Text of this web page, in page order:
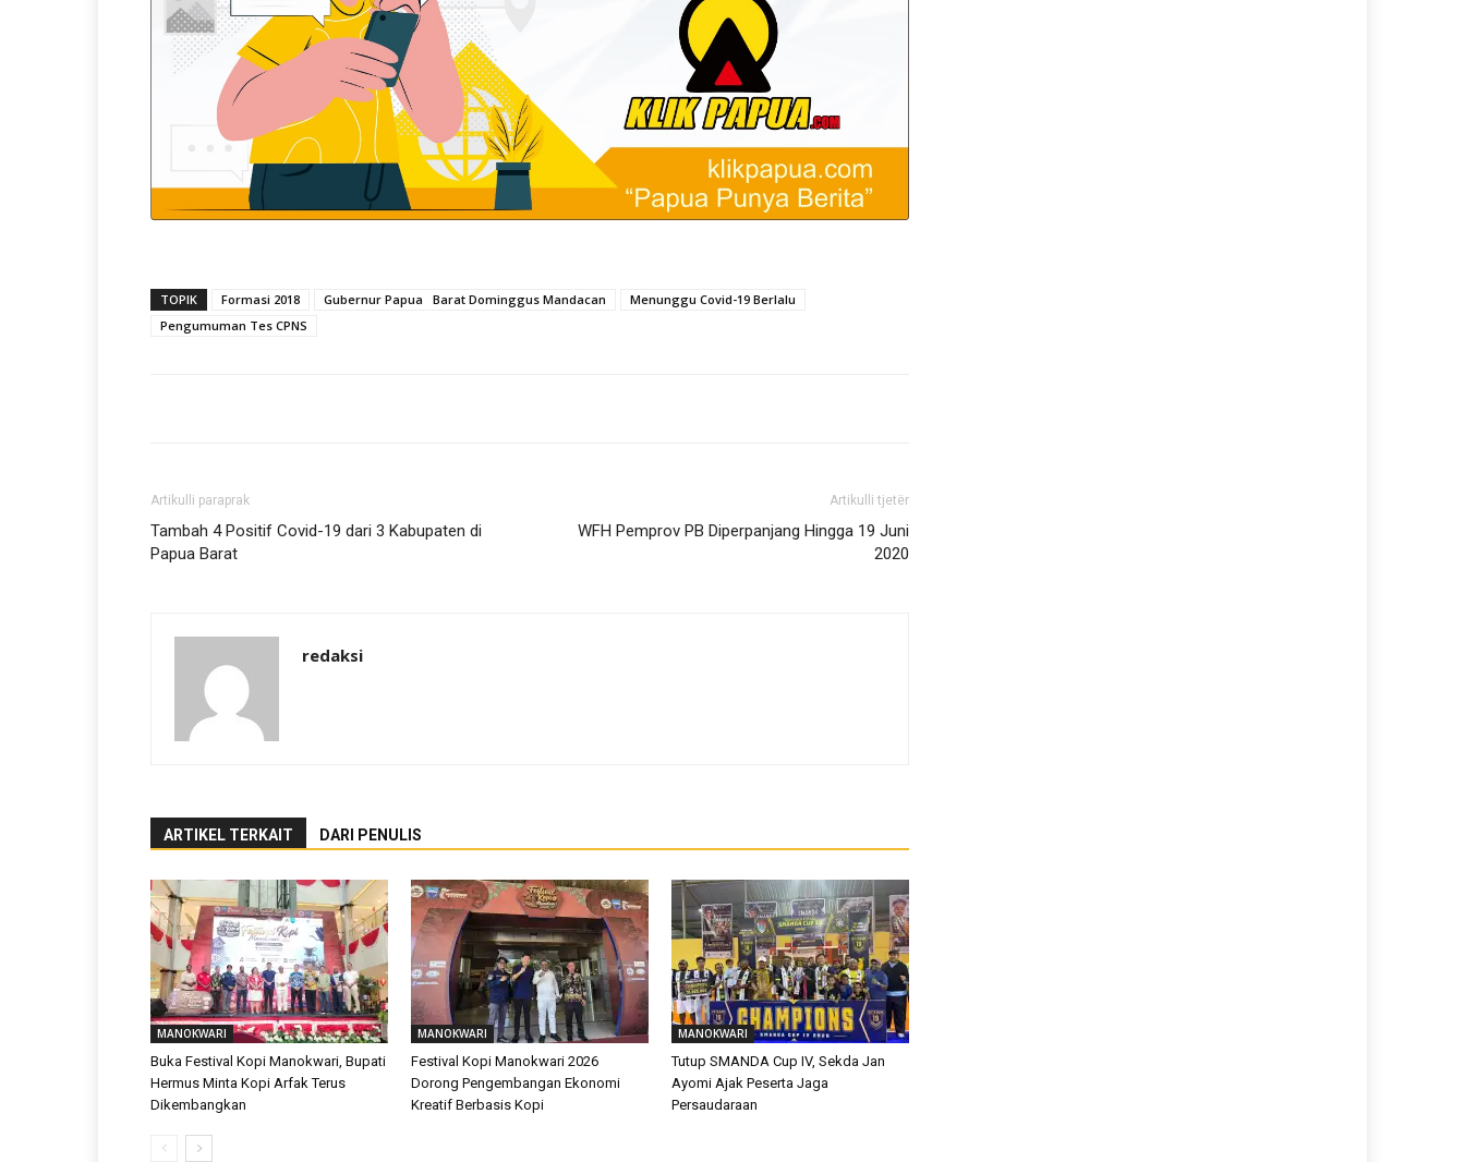
TOPIK Formasi 2018 Gubernur Papua Barat Dominggus Mandacan
Menunggu Covid-19 Berlalu
Pengumuman Tes CPNS
Artikulli paraprak
Tambah 4 Positif Covid-19 dari 3 Kabupaten di
Papua Barat
Artikulli tjetër
WFH Pemprov PB Diperpanjang Hingga 19 Juni
2020
redaksi
ARTIKEL TERKAIT DARI PENULIS
MANOKWARI
Buka Festival Kopi Manokwari, Bupati
Hermus Minta Kopi Arfak Terus
Dikembangkan
MANOKWARI
Festival Kopi Manokwari 2026
Dorong Pengembangan Ekonomi
Kreatif Berbasis Kopi
MANOKWARI
Tutup SMANDA Cup IV, Sekda Jan
Ayomi Ajak Peserta Jaga
Persaudaraan